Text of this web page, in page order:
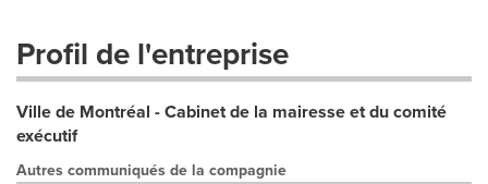
Profil de l'entreprise
Ville de Montréal - Cabinet de la mairesse et du comité
exécutif
Autres communiqués de la compagnie